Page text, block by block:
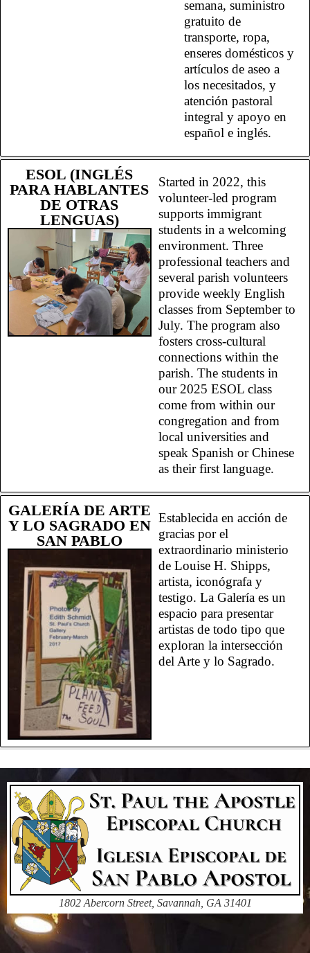
semana, suministro
gratuito de
transporte, ropa,
enseres domésticos y
artículos de aseo a
los necesitados, y
atención pastoral
integral y apoyo en
español e inglés.
ESOL (INGLÉS
PARA HABLANTES
DE OTRAS
LENGUAS)
Started in 2022, this
volunteer-led program
supports immigrant
students in a welcoming
environment. Three
professional teachers and
several parish volunteers
provide weekly English
classes from September to
July. The program also
fosters cross-cultural
connections within the
parish. The students in
our 2025 ESOL class
come from within our
congregation and from
local universities and
speak Spanish or Chinese
as their first language.
GALERÍA DE ARTE
Y LO SAGRADO EN
SAN PABLO
Establecida en acción de
gracias por el
extraordinario ministerio
de Louise H. Shipps,
artista, iconógrafa y
testigo. La Galería es un
espacio para presentar
artistas de todo tipo que
exploran la intersección
del Arte y lo Sagrado.
1802 Abercorn Street, Savannah, GA 31401